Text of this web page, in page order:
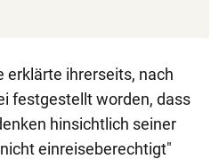
erklärte ihrerseits, nach
festgestellt worden, dass
hinsichtlich seiner
einreiseberechtigt"